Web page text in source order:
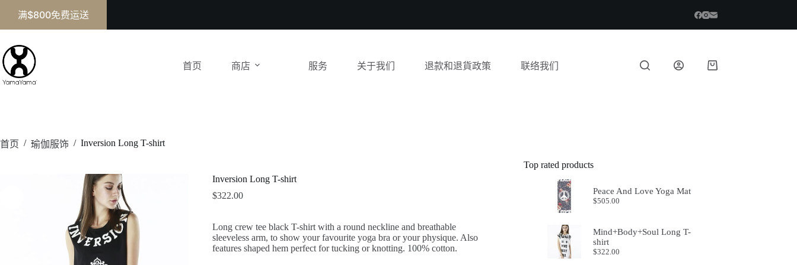
满$800免费运送
首页 商店 服务 关于我们 退款和退貨政策 联络我们
首页 / 瑜伽服饰 / Inversion Long T-shirt
Inversion Long T-shirt
$322.00
Long crew tee black T-shirt with a round neckline and breathable
sleeveless arm, to show your favourite yoga bra or your physique. Also
features shaped hem perfect for tucking or knotting. 100% cotton.
Top rated products
Peace And Love Yoga Mat
$505.00
Mind+Body+Soul Long T-
shirt
$322.00